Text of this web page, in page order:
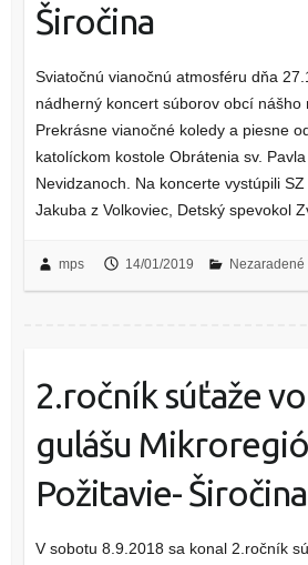
Širočina
Sviatočnú vianočnú atmosféru dňa
nádherný koncert súborov obcí nášho
Prekrásne vianočné koledy a piesne
katolíckom kostole Obrátenia sv.
Nevidzanoch. Na koncerte vystúpili SZ
Jakuba z Volkoviec, Detský spevokol
mps 14/01/2019 Nezaradené
2.ročník súťaže
gulášu
Požitavie- Širočina
V sobotu 8.9.2018 sa konal 2.ročník